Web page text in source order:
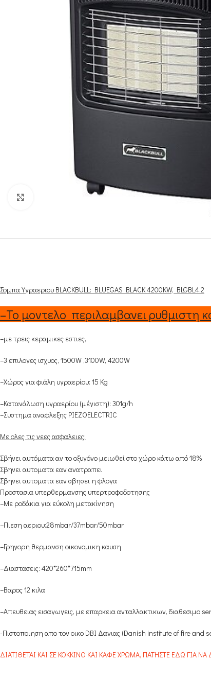
Σομπα Υγραεριου BLACKBULL: BLUEGAS BLACK 4200KW, BLGBL4.2
–Το μοντελο περιλαμβανει ρυθμιστη
–με τρεις κεραμικες εστιες,
–3 επιλογες ισχυος, 1500W ,3100W, 4200W
–Χώρος για φιάλη υγραερίου: 15 Kg
–Κατανάλωση υγραερίου (μέγιστη): 301g/h
–Συστημα αναφλεξης PIEZOELECTRIC
Με ολες τις νεες ασφαλειες:
Σβήνει αυτόματα αν το οξυγόνο μειωθεί στο χώρο κάτω από 18%
Σβηνει αυτοματα εαν ανατραπει
Σβηνει αυτοματα εαν σβησει η φλογα
Προστασια υπερθερμανσης υπερτροφοδοτησης
–Με ροδάκια για εύκολη μετακίνηση
–Πιεση αεριου:28mbar/37mbar/50mbar
–Γρηγορη θερμανση οικονομικη καυση
–Διαστασεις: 420*260*715mm
–Βαρος 12 κιλα
–Απευθειας εισαγωγεις, με επαρκεια ανταλλακτικων, διαθεσιμο
-Πιστοποιηση απο τον οικο DBI Δανιας (Danish institute of fire
ΔΙΑΤΙΘΕΤΑΙ ΚΑΙ ΣΕ ΚΟΚΚΙΝΟ ΚΑΙ ΚΑΦΕ ΧΡΩΜΑ, ΠΑΤΗΣΤΕ ΕΔΩ ΓΙΑ ΝΑ